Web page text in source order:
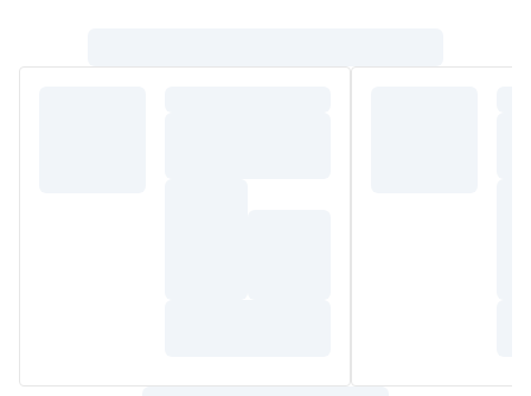
ader, de temperatuur en de geur verbergt. De natuurlijke